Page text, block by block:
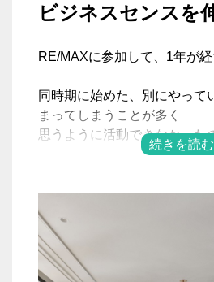
ビジネスセンスを
RE/MAXに参加して、1年が
同時期に始めた、別にやって
まってしまうことが多く
思うように活動できなかった
していくか
が磨いていきたいビジネス・
つも思います。
自分でビジネスをやっていて